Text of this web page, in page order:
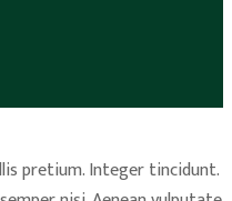
pretium. Integer tincidunt.